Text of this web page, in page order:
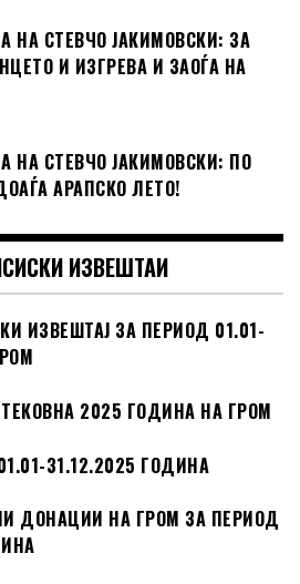
НА СТЕВЧО ЈАКИМОВСКИ: ЗА
И ИЗГРЕВА И ЗАОЃА НА
НА СТЕВЧО ЈАКИМОВСКИ: ПО
АРАПСКО ЛЕТО!
ИЗВЕШТАИ
ИЗВЕШТАЈ ЗА ПЕРИОД 01.01-
2025 ГОДИНА НА ГРОМ
31.12.2025 ГОДИНА
ДОНАЦИИ НА ГРОМ ЗА ПЕРИОД